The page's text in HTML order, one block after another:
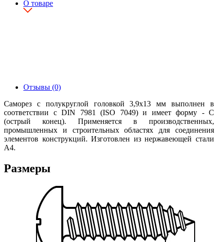
О товаре
Отзывы (0)
Саморез с полукруглой головкой 3,9х13 мм выполнен в
соответствии с DIN 7981 (ISO 7049) и имеет форму - С
(острый конец). Применяется в производственных,
промышленных и строительных областях для соединения
элементов конструкций. Изготовлен из нержавеющей стали
А4.
Размеры